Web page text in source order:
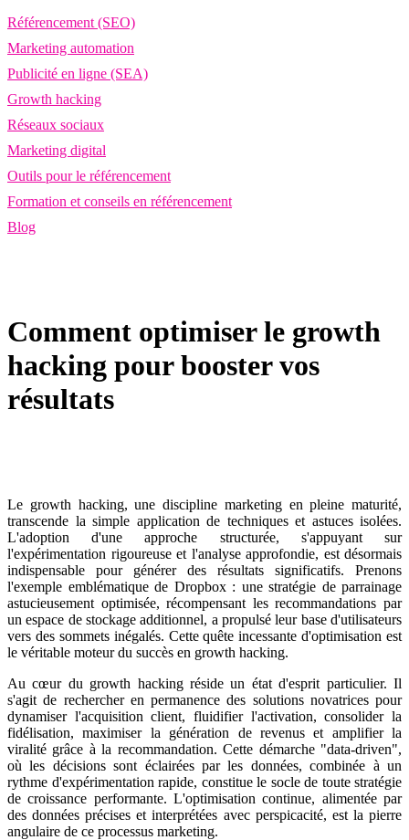
Référencement (SEO)
Marketing automation
Publicité en ligne (SEA)
Growth hacking
Réseaux sociaux
Marketing digital
Outils pour le référencement
Formation et conseils en référencement
Blog
Comment optimiser le growth
hacking pour booster vos
résultats
Le growth hacking, une discipline marketing en pleine maturité,
transcende la simple application de techniques et astuces isolées.
L'adoption d'une approche structurée, s'appuyant sur
l'expérimentation rigoureuse et l'analyse approfondie, est désormais
indispensable pour générer des résultats significatifs. Prenons
l'exemple emblématique de Dropbox : une stratégie de parrainage
astucieusement optimisée, récompensant les recommandations par
un espace de stockage additionnel, a propulsé leur base d'utilisateurs
vers des sommets inégalés. Cette quête incessante d'optimisation est
le véritable moteur du succès en growth hacking.
Au cœur du growth hacking réside un état d'esprit particulier. Il
s'agit de rechercher en permanence des solutions novatrices pour
dynamiser l'acquisition client, fluidifier l'activation, consolider la
fidélisation, maximiser la génération de revenus et amplifier la
viralité grâce à la recommandation. Cette démarche "data-driven",
où les décisions sont éclairées par les données, combinée à un
rythme d'expérimentation rapide, constitue le socle de toute stratégie
de croissance performante. L'optimisation continue, alimentée par
des données précises et interprétées avec perspicacité, est la pierre
angulaire de ce processus marketing.